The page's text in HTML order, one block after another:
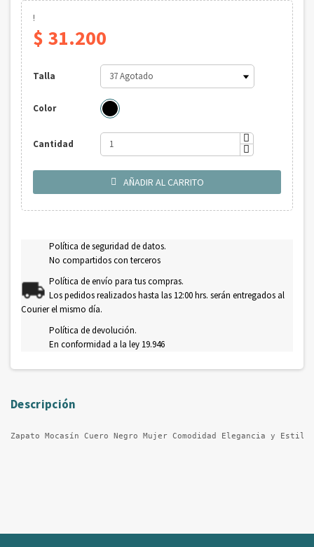
!
$ 31.200
Talla
Color
Cantidad
 AÑADIR AL CARRITO
Política de seguridad de datos.
No compartidos con terceros
Política de envío para tus compras.
Los pedidos realizados hasta las 12:00 hrs. serán entregados al
Courier el mismo día.
Política de devolución.
En conformidad a la ley 19.946
Descripción
Zapato Mocasín Cuero Negro Mujer Comodidad Elegancia y Estilo.